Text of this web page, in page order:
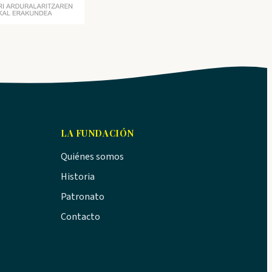
LA FUNDACIÓN
Quiénes somos
Historia
Patronato
Contacto